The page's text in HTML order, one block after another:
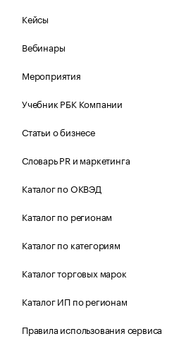
Кейсы
Вебинары
Мероприятия
Учебник РБК Компании
Статьи о бизнесе
Словарь PR и маркетинга
Каталог по ОКВЭД
Каталог по регионам
Каталог по категориям
Каталог торговых марок
Каталог ИП по регионам
Правила использования сервиса